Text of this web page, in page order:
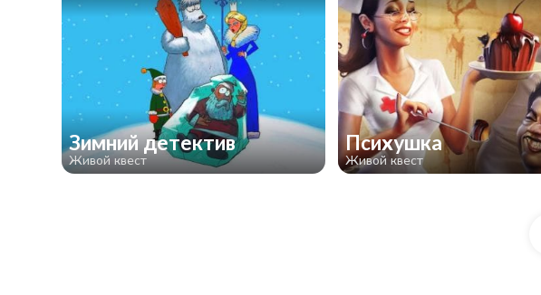
Зимний детектив
Живой квест
Психушка
Живой квест